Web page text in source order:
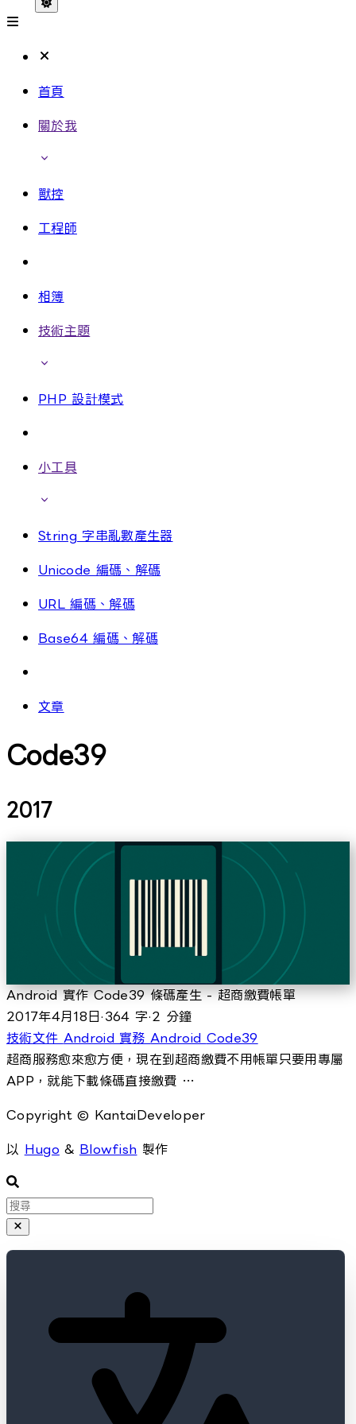
首頁
關於我
獸控
工程師
相簿
技術主題
PHP 設計模式
小工具
String 字串亂數產生器
Unicode 編碼、解碼
URL 編碼、解碼
Base64 編碼、解碼
文章
Code39
2017
Android 實作 Code39 條碼產生 - 超商繳費帳單
2017年4月18日·364 字·2 分鐘
技術文件Android 實務AndroidCode39
超商服務愈來愈方便，現在到超商繳費不用帳單只要用專屬
APP，就能下載條碼直接繳費 …
Copyright © KantaiDeveloper
以Hugo&Blowfish製作